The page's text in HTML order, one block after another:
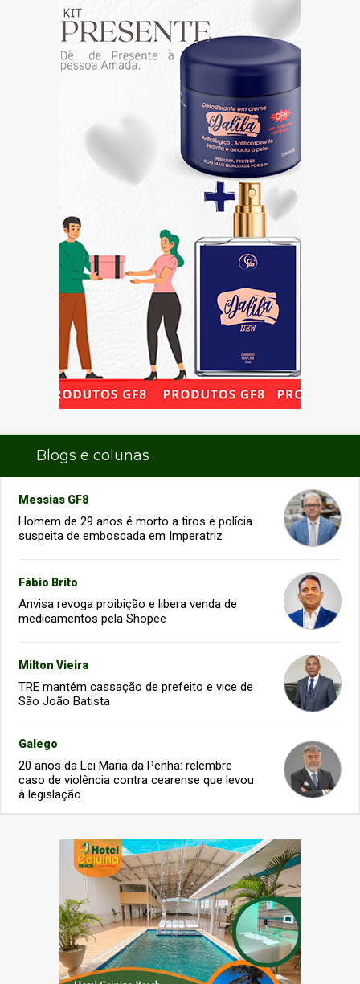
Blogs e colunas
Messias GF8
Homem de 29 anos é morto a tiros e polícia
suspeita de emboscada em Imperatriz
Fábio Brito
Anvisa revoga proibição e libera venda de
medicamentos pela Shopee
Milton Vieira
TRE mantém cassação de prefeito e vice de
São João Batista
Galego
20 anos da Lei Maria da Penha: relembre
caso de violência contra cearense que levou
à legislação